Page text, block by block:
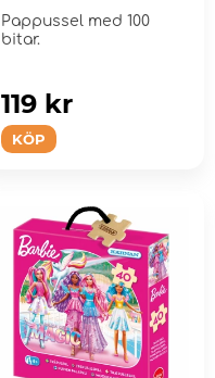
Pappussel med 100
bitar.
KÖP
119 kr